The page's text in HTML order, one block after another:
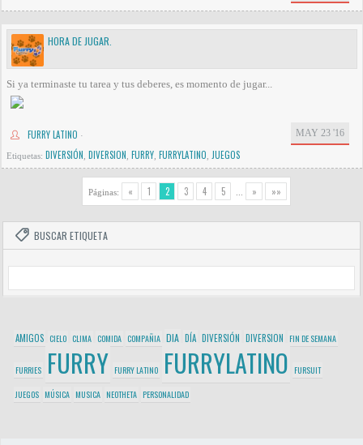
HORA DE JUGAR.
Si ya terminaste tu tarea y tus deberes, es momento de jugar...
FURRY LATINO MAY 23 '16
·
Etiquetas: DIVERSIÓN DIVERSION FURRY FURRYLATINO JUEGOS
Páginas: « 1 2 3 4 5 » »»
BUSCAR ETIQUETA
AMIGOS CIELO CLIMA COMIDA COMPAÑIA DIA DÍA DIVERSIÓN DIVERSION FIN DE SEMANA
FURRIES FURRY FURRY LATINO FURRYLATINO FURSUIT
JUEGOS MÚSICA MUSICA NEOTHETA PERSONALIDAD